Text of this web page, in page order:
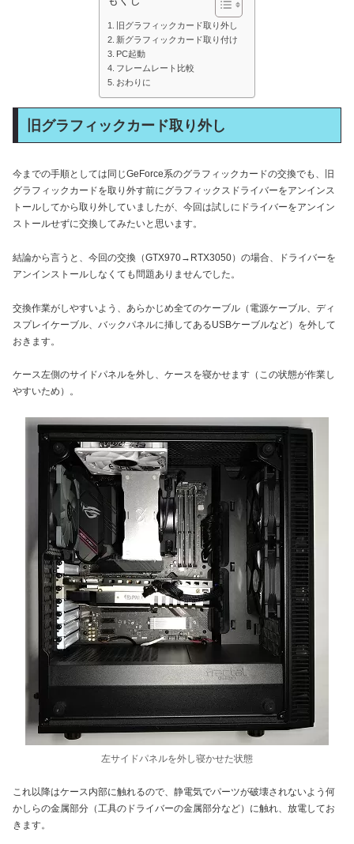
旧グラフィックカード取り外し
新グラフィックカード取り付け
PC起動
フレームレート比較
おわりに
旧グラフィックカード取り外し
今までの手順としては同じGeForce系のグラフィックカードの交換でも、旧
グラフィックカードを取り外す前にグラフィックスドライバーをアンインス
トールしてから取り外していましたが、今回は試しにドライバーをアンイン
ストールせずに交換してみたいと思います。
結論から言うと、今回の交換（GTX970→RTX3050）の場合、ドライバーを
アンインストールしなくても問題ありませんでした。
交換作業がしやすいよう、あらかじめ全てのケーブル（電源ケーブル、ディ
スプレイケーブル、バックパネルに挿してあるUSBケーブルなど）を外して
おきます。
ケース左側のサイドパネルを外し、ケースを寝かせます（この状態が作業し
やすいため）。
左サイドパネルを外し寝かせた状態
これ以降はケース内部に触れるので、静電気でパーツが破壊されないよう何
かしらの金属部分（工具のドライバーの金属部分など）に触れ、放電してお
きます。